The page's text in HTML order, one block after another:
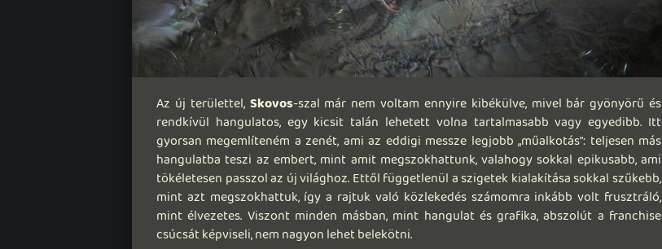
Az új területtel, Skovos-szal már nem voltam ennyire kibékülve, mivel bár gyönyörű és
rendkívül hangulatos, egy kicsit talán lehetett volna tartalmasabb vagy egyedibb. Itt
gyorsan megemlíteném a zenét, ami az eddigi messze legjobb „műalkotás”: teljesen más
hangulatba teszi az embert, mint amit megszokhattunk, valahogy sokkal epikusabb, ami
tökéletesen passzol az új világhoz. Ettől függetlenül a szigetek kialakítása sokkal szűkebb,
mint azt megszokhattuk, így a rajtuk való közlekedés számomra inkább volt frusztráló,
mint élvezetes. Viszont minden másban, mint hangulat és grafika, abszolút a franchise
csúcsát képviseli, nem nagyon lehet belekötni.